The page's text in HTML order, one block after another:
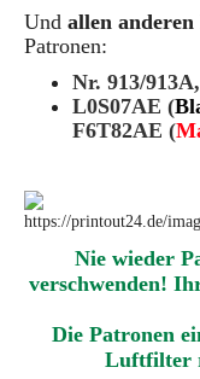
Und allen anderen
Patronen:
Nr. 913/913A,
L0S07AE (
F6T82AE (
Nie wieder
verschwenden!
Die Patronen
Luftfilter